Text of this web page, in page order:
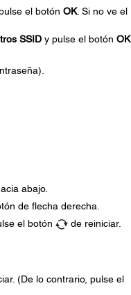
el botón OK. Si no ve el
SSIDy pulse el botón OK
abajo.
de flecha derecha.
el botón
de reiniciar.
(De lo contrario, pulse el